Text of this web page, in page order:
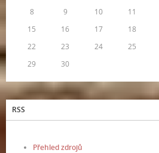
8
9 10 11
15
16 17 18
22
23 24 25
29
30
RSS
Přehled zdrojů